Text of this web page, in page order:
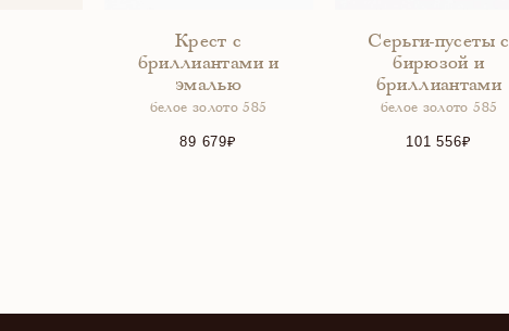
Крест с
бриллиантами и
эмалью
белое золото 585
89 679
Серьги-пусеты с
бирюзой и
бриллиантами
белое золото 585
101 556